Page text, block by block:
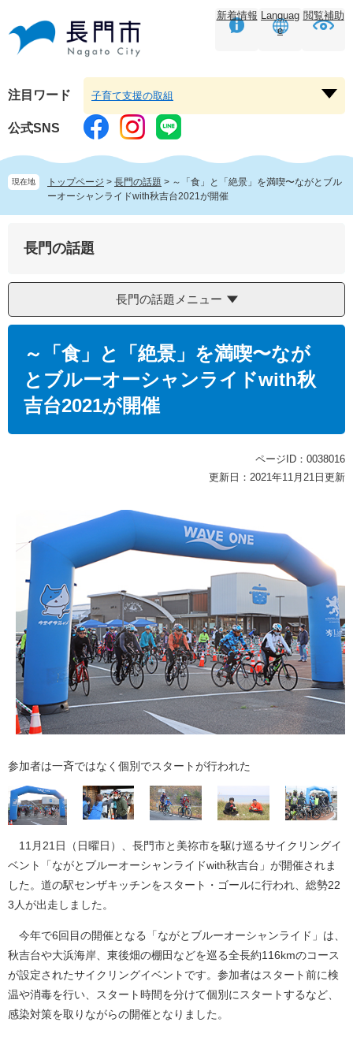
頭
す。
飛
し
本
文
へ
新着情報 Languag
e
閲覧補助
注目ワード
ー
を
子育て支援の取組
公式SNS
現在地 トップページ > 長門の話題 > ～「食」と「絶景」を満喫〜ながとブル
ーオーシャンライドwith秋吉台2021が開催
長門の話題
長門の話題メニュー
～「食」と「絶景」を満喫〜なが
とブルーオーシャンライドwith秋
吉台2021が開催
ページID：0038016
更新日：2021年11月21日更新
参加者は一斉ではなく個別でスタートが行われた
11月21日（日曜日）、長門市と美祢市を駆け巡るサイクリングイ
ベント「ながとブルーオーシャンライドwith秋吉台」が開催されま
した。道の駅センザキッチンをスタート・ゴールに行われ、総勢22
3人が出走しました。
今年で6回目の開催となる「ながとブルーオーシャンライド」は、
秋吉台や大浜海岸、東後畑の棚田などを巡る全長約116kmのコース
が設定されたサイクリングイベントです。参加者はスタート前に検
温や消毒を行い、スタート時間を分けて個別にスタートするなど、
感染対策を取りながらの開催となりました。